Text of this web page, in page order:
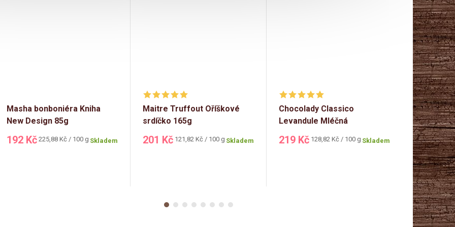
Masha bonboniéra Kniha
New Design 85g
192 Kč Měrná
225,88 Kč / 100 g Skladem
Maitre Truffout Oříškové
srdíčko 165g
201 Kč Měrná
121,82 Kč / 100 g Skladem
Chocolady Classico
Levandule Mléčná
219 Kč Měrná
128,82 Kč / 100 g Skladem
Bolci
s náplní a
593 Kč